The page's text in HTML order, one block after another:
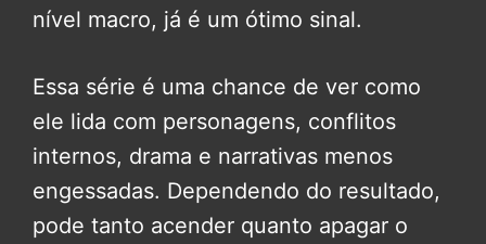
nível macro, já é um ótimo sinal.
Essa série é uma chance de ver como
ele lida com personagens, conflitos
internos, drama e narrativas menos
engessadas. Dependendo do resultado,
pode tanto acender quanto apagar o